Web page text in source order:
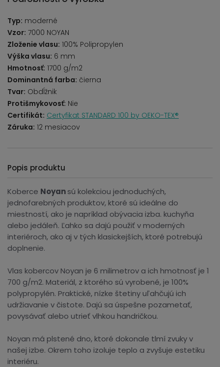
Typ: moderné
Vzor: 7000 NOYAN
Zloženie vlasu: 100% Polipropylen
Výška vlasu: 6 mm
Hmotnosť: 1700 g/m2
Dominantná farba: čierna
Tvar: Obdĺžnik
Protišmykovosť: Nie
Certifikát: Certyfikat STANDARD 100 by OEKO-TEX®
Záruka: 12 mesiacov
Popis produktu
Koberce Noyansú kolekciou jednoduchých,
jednofarebných produktov, ktoré sú ideálne do
miestností, ako je napríklad obývacia izba. kuchyňa
alebo jedáleň. Ľahko sa dajú použiť v moderných
interiéroch, ako aj v tých klasickejších, ktoré potrebujú
doplnenie.
Vlas kobercov Noyan je 6 milimetrov a ich hmotnosť je 1
700 g/m2. Materiál, z ktorého sú vyrobené, je 100%
polypropylén. Praktické, nízke štetiny uľahčujú ich
udržiavanie v čistote. Dajú sa úspešne pozametať,
povysávať alebo utrieť vlhkou handričkou.
Noyan má plstené dno, ktoré dokonale tlmí zvuky v
našej izbe. Okrem toho izoluje teplo a zvyšuje estetiku
interiéru.